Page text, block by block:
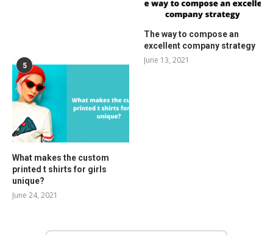
The way to compose an
excellent company strategy
June 13, 2021
5
What makes the custom
printed t shirts for girls
unique?
June 24, 2021